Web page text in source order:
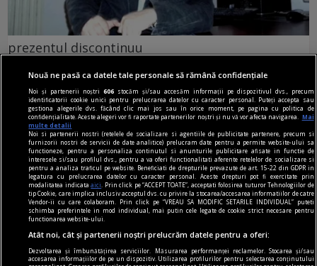
prezentul discontinuu
„Strîmbă-Lemne” nu are, după cum se vede, o
tipologie fixă, el variind imagistic în funcţie de
marotele fiecărei generaţii.
Codrin Liviu CUŢITARU
Nouă ne pasă ca datele tale personale să rămână confidențiale
Noi și partenerii noștri606 stocăm și/sau accesăm informații pe dispozitivul dvs., precum
identificatorii cookie unici pentru prelucrarea datelor cu caracter personal. Puteți accepta sau
gestiona alegerile dvs. făcând clic mai jos sau în orice moment, pe pagina cu politica de
confidențialitate. Aceste alegeri vor fi raportate partenerilor noștri și nu vă vor afecta navigarea.
Mai
multe detalii
Noi si partenerii nostri (retelele de socializare si agentiile de publicitate partenere, precum si
furnizorii nostri de servicii de date analitice) prelucram date pentru a permite website-ului sa
functioneze, pentru a personaliza continutul si anunturile publicitare afisate in functie de
interesele si/sau profilul dvs., pentru a va oferi functionalitati aferente retelelor de socializare si
pentru a analiza traficul pe website. Beneficiati de drepturile prevazute de art. 15-22 din GDPR in
legatura cu prelucrarea datelor cu caracter personal. Aceste drepturi pot fi exercitate prin
modalitatea indicataaici
. Prin click pe “ACCEPT TOATE”, acceptati folosirea tuturor Tehnologiilor de
tip Cookie, care implica inclusiv acceptul dvs. cu privire la stocarea/accesarea informatiilor de catre
Vendor-ii cu care colaboram. Prin click pe “VREAU SA MODIFIC SETARILE INDIVIDUAL” puteti
schimba preferintele in mod individual, mai putin cele legate de cookie strict necesare pentru
functionarea website-ului.
Atât noi, cât și partenerii noștri prelucrăm datele pentru a oferi:
Dezvoltarea și îmbunătățirea serviciilor. Măsurarea performanței reclamelor. Stocarea și/sau
accesarea informațiilor de pe un dispozitiv. Utilizarea profilurilor pentru selectarea conținutului